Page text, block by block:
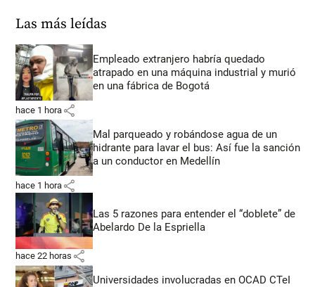
Las más leídas
Empleado extranjero habría quedado
atrapado en una máquina industrial y murió
en una fábrica de Bogotá
hace 1 hora share
Mal parqueado y robándose agua de un
hidrante para lavar el bus: Así fue la sanción
a un conductor en Medellín
hace 1 hora share
Las 5 razones para entender el “doblete” de
Abelardo De la Espriella
hace 22 horas share
Universidades involucradas en OCAD CTeI